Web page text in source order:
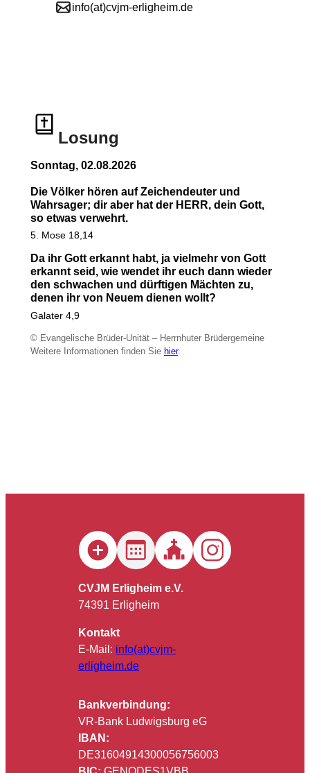
info(at)cvjm-erligheim.de
Losung
Sonntag, 02.08.2026
Die Völker hören auf Zeichendeuter und
Wahrsager; dir aber hat der HERR, dein Gott,
so etwas verwehrt.
5. Mose 18,14
Da ihr Gott erkannt habt, ja vielmehr von Gott
erkannt seid, wie wendet ihr euch dann wieder
den schwachen und dürftigen Mächten zu,
denen ihr von Neuem dienen wollt?
Galater 4,9
© Evangelische Brüder-Unität – Herrnhuter Brüdergemeine
Weitere Informationen finden Sie hier.
CVJM Erligheim e.V.
74391 Erligheim
Kontakt
E-Mail: info(at)cvjm-
erligheim.de
Bankverbindung:
VR-Bank Ludwigsburg eG
IBAN:
DE31604914300056756003